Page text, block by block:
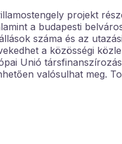
projekt
a budapesti
száma és az
a közösségi
Unió
valósulhat meg.